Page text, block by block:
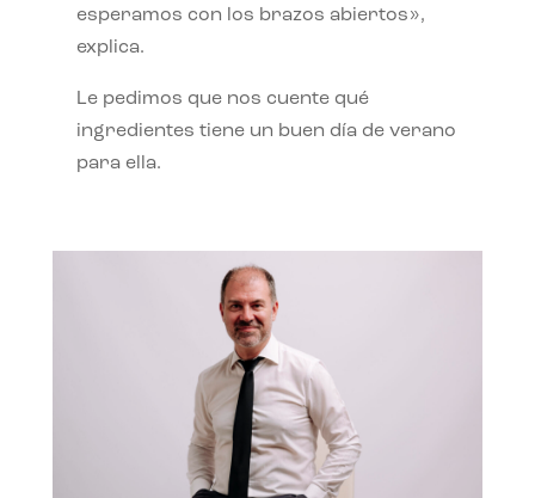
esperamos con los brazos abiertos»,
explica.
Le pedimos que nos cuente qué
ingredientes tiene un buen día de verano
para ella.